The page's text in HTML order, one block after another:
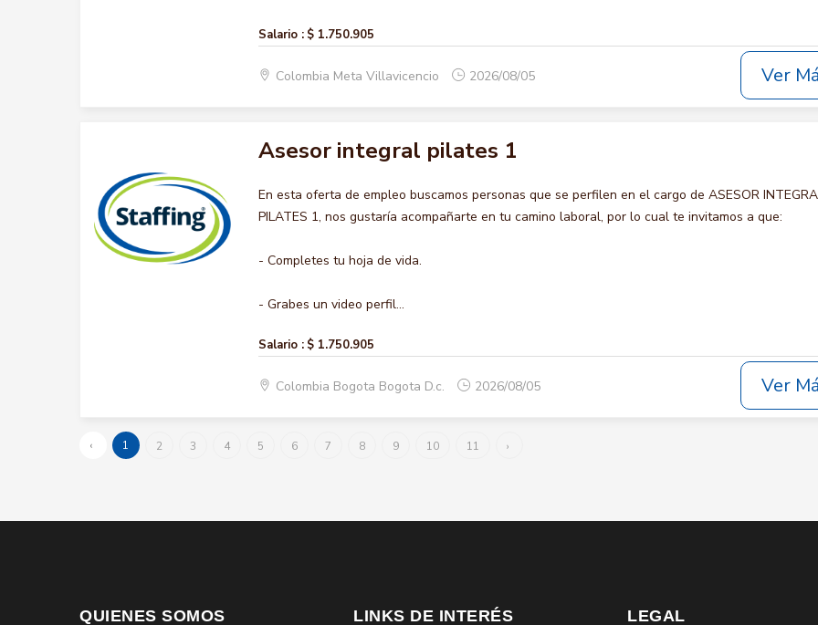
Salario : $ 1.750.905
Colombia Meta Villavicencio 2026/08/05 Ver
Asesor integral pilates 1
En esta oferta de empleo buscamos personas que se perfilen en el cargo de ASESOR
PILATES 1, nos gustaría acompañarte en tu camino laboral, por lo cual te invitamos a que:
- Completes tu hoja de vida.
- Grabes un video perfil...
Salario : $ 1.750.905
Colombia Bogota Bogota D.c. 2026/08/05 Ver
‹ 1 2 3 4 5 6 7 8 9 10 11 ›
QUIENES SOMOS LINKS DE INTERÉS LEGAL